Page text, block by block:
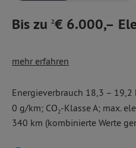
Bis zu 2€ 6.000,–
Peugeot zum Vergnügen.
modernste Interkonnektivität
B. mit
beidseitigen Schiebetüren,
Parkpilot hinten,
Apple CarPlay™ und
modernen
...und vielem mehr.
mehr erfahren
Energieverbrauch 18,3 – 19,2
0 g/km; CO2-Klasse A; max.
340 km (kombinierte Werte